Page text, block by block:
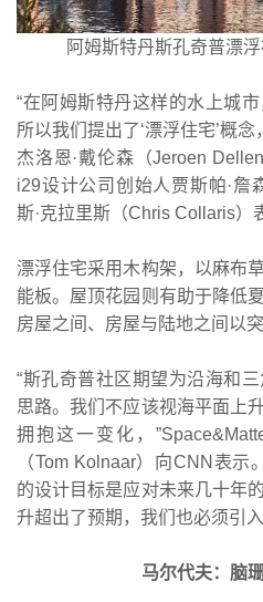
阿姆斯特丹斯孔奇普漂
“在阿姆斯特丹这样的水上城
所以我们提出了‘漂浮住宅’概
杰洛恩·戴伦森（Jeroen
i29设计公司创始人贾斯帕·詹
斯·克拉里斯（Chris Collaris）
漂浮住宅采用木构架，以麻布
能板。屋顶花园则有助于降低
房屋之间、房屋与陆地之间以
“斯孔奇普社区期望为沿海和
思路。我们不应该视海平面上
拥抱这一变化，
（Tom Kolnaar）向CNN表示
的设计目标是应对未来几十年
升超出了预期，我们也必须引
马尔代夫：脑